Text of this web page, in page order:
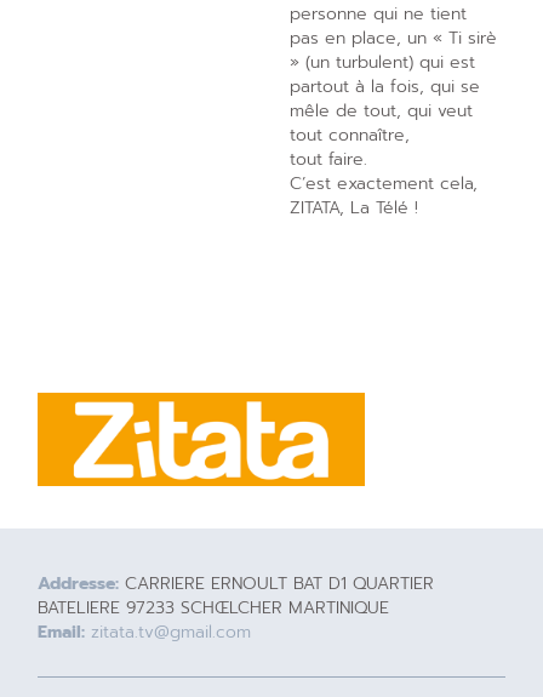
personne qui ne tient
pas en place, un « Ti sirè
» (un turbulent) qui est
partout à la fois, qui se
mêle de tout, qui veut
tout connaître,
tout faire.
C’est exactement cela,
ZITATA, La Télé !
Addresse: CARRIERE ERNOULT BAT D1 QUARTIER
BATELIERE 97233 SCHŒLCHER MARTINIQUE
Email: zitata.tv@gmail.com